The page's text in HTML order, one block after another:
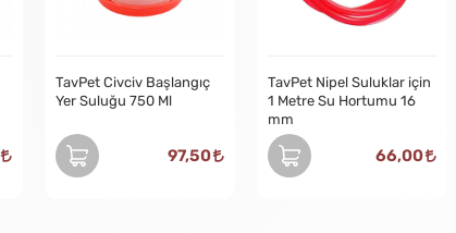
TavPet Civciv Başlangıç
Yer Suluğu 750 Ml
97,50
TavPet Nipel Suluklar için
1 Metre Su Hortumu 16
mm
66,00